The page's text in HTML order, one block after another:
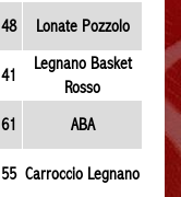
48
Lonate Pozzolo
41
Legnano Basket
Rosso
61
ABA
55 Carroccio Legnano